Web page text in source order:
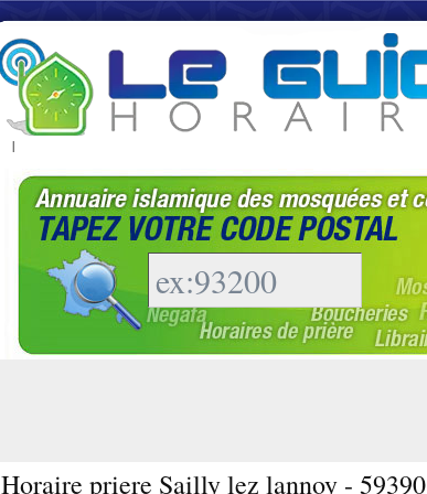
|
Horaire priere Sailly lez lannoy - 59390